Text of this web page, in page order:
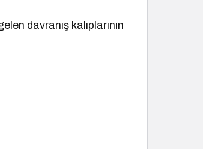
davranış kalıplarının